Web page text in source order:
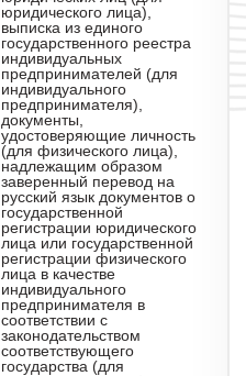
юридического лица),
выписка из единого
государственного реестра
индивидуальных
предпринимателей (для
индивидуального
предпринимателя),
документы,
удостоверяющие личность
(для физического лица),
надлежащим образом
заверенный перевод на
русский язык документов о
государственной
регистрации юридического
лица или государственной
регистрации физического
лица в качестве
индивидуального
предпринимателя в
соответствии с
законодательством
соответствующего
государства (для